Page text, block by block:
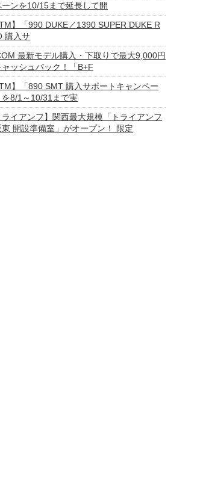
ーンを10/15まで延長して開
】「990 DUKE／1390 SUPER DUKE R
購入サ
最新モデル購入・下取りで最大9,000円
ャッシュバック！「B+F
】「890 SMT 購入サポートキャンペー
を8/1～10/31まで実
ライアンフ】関西最大規模「トライアンフ
東 開設準備室」がオープン！ 限定